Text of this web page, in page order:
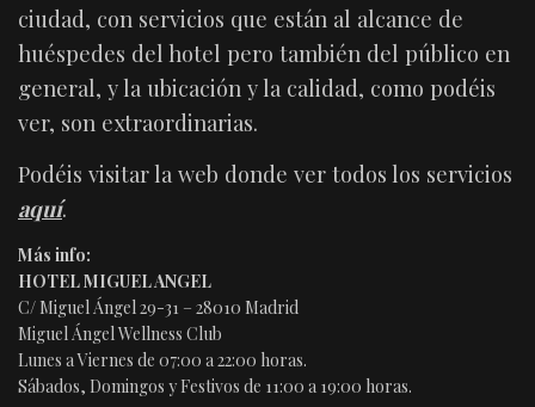
ciudad, con servicios que están al alcance de
huéspedes del hotel pero también del público en
general, y la ubicación y la calidad, como podéis
ver, son extraordinarias.
Podéis visitar la web donde ver todos los servicios
aquí.
Más info:
HOTEL MIGUEL ANGEL
C/ Miguel Ángel 29-31 – 28010 Madrid
Miguel Ángel Wellness Club
Lunes a Viernes de 07:00 a 22:00 horas.
Sábados, Domingos y Festivos de 11:00 a 19:00 horas.